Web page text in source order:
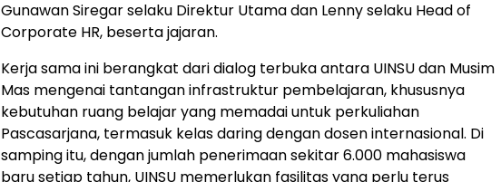
Gunawan Siregarselaku Direktur Utama dan Lenny selaku Head of
Corporate HR, beserta jajaran.
Kerja sama ini berangkat dari dialog terbuka antara UINSU dan Musim
Mas mengenai tantangan infrastruktur pembelajaran, khususnya
kebutuhan ruang belajar yang memadai untuk perkuliahan
Pascasarjana, termasuk kelas daring dengan dosen internasional. Di
samping itu, dengan jumlah penerimaan sekitar 6.000 mahasiswa
baru setiap tahun, UINSU memerlukan fasilitas yang perlu terus